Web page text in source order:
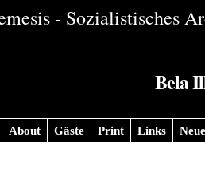
- Sozialistisches
Bela
About Gäste Print Links